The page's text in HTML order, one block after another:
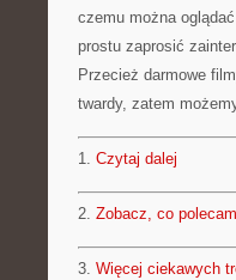
czemu można
prostu zaprosić
Przecież darmowe
twardy, zatem
1. Czytaj dalej
2. Zobacz, co
3. Więcej ciekawych